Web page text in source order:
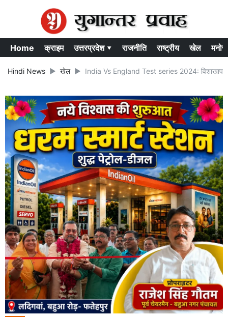
Home क्राइम उत्तरप्रदेश ▾ राजनीति राष्ट्रीय खेल
Hindi News खेल India Vs England Test series 2024: